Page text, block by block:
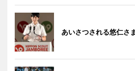
あいさつされる悠仁さま